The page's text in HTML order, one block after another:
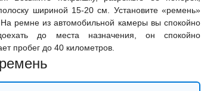
шириной 15-20 см. Установите «ремень»
ремне из автомобильной камеры вы спокойно
до места назначения, он спокойно
пробег до 40 километров.